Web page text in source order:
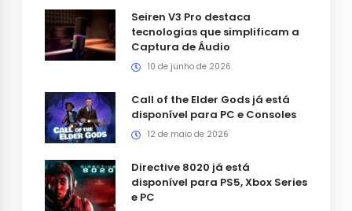
Seiren V3 Pro destaca
tecnologias que simplificam a
Captura de Áudio
10 de junho de 2026
Call of the Elder Gods já está
disponível para PC e Consoles
12 de maio de 2026
Directive 8020 já está
disponível para PS5, Xbox Series
e PC